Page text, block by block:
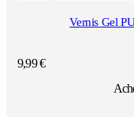
Vernis Gel
9,99€